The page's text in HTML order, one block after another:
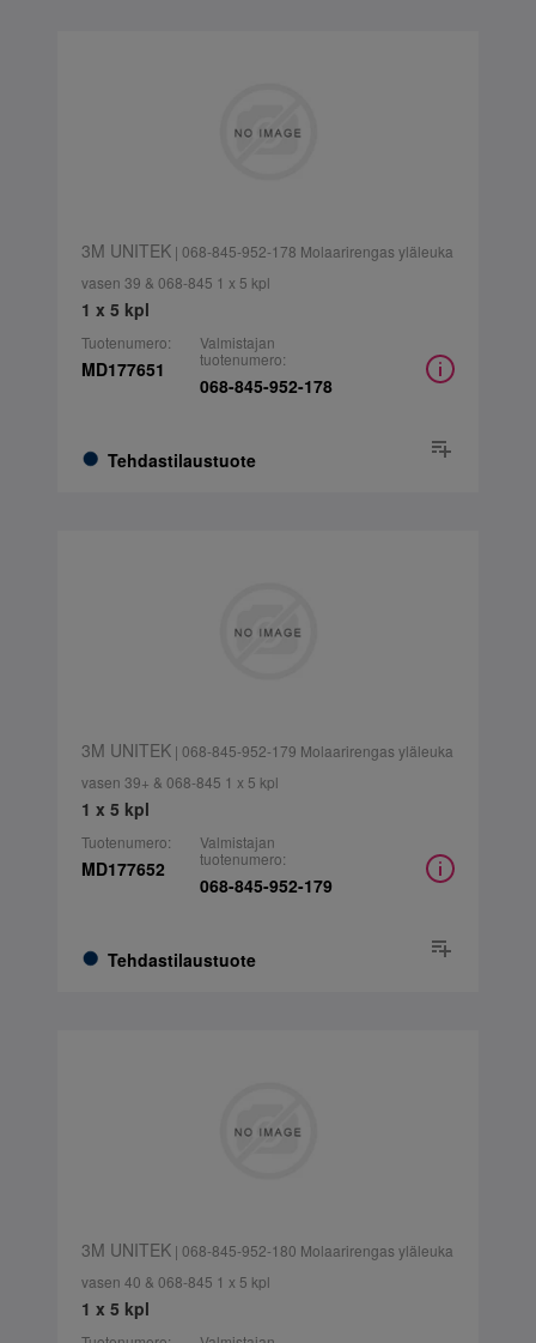
3M UNITEK| 068-845-952-178 Molaarirengas yläleuka
vasen 39 & 068-845 1 x 5 kpl
1 x 5 kpl
Tuotenumero:
MD177651
Tehdastilaustuote
Valmistajan
tuotenumero:
068-845-952-178
3M UNITEK| 068-845-952-179 Molaarirengas yläleuka
vasen 39+ & 068-845 1 x 5 kpl
1 x 5 kpl
Tuotenumero:
MD177652
Tehdastilaustuote
Valmistajan
tuotenumero:
068-845-952-179
3M UNITEK| 068-845-952-180 Molaarirengas yläleuka
vasen 40 & 068-845 1 x 5 kpl
1 x 5 kpl